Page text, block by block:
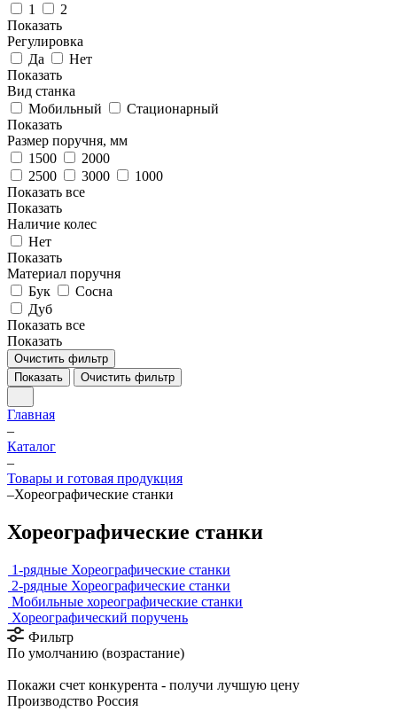
1
2
Показать
Регулировка
Да
Нет
Показать
Вид станка
Мобильный
Стационарный
Показать
Размер поручня, мм
1500
2000
2500
3000
1000
Показать все
Показать
Наличие колес
Нет
Показать
Материал поручня
Бук
Сосна
Дуб
Показать все
Показать
Очистить фильтр
Показать
Очистить фильтр
Главная
–
Каталог
–
Товары и готовая продукция
–Хореографические станки
Хореографические станки
1-рядные Хореографические станки
2-рядные Хореографические станки
Мобильные хореографические станки
Хореографический поручень
Фильтр
По умолчанию (возрастание)
Покажи счет конкурента - получи лучшую цену
Производство Россия